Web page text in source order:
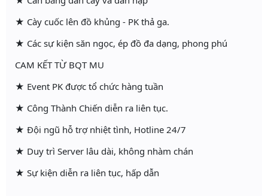
★ Cày cuốc lên đồ khủng - PK thả ga.
★ Các sự kiện săn ngọc, ép đồ đa dạng, phong phú
CAM KẾT TỪ BQT MU
★ Event PK được tổ chức hàng tuần
★ Công Thành Chiến diễn ra liên tục.
★ Đội ngũ hỗ trợ nhiệt tình, Hotline 24/7
★ Duy trì Server lâu dài, không nhàm chán
★ Sự kiện diễn ra liên tục, hấp dẫn